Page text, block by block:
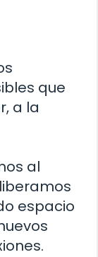
que
a la
al
espacio